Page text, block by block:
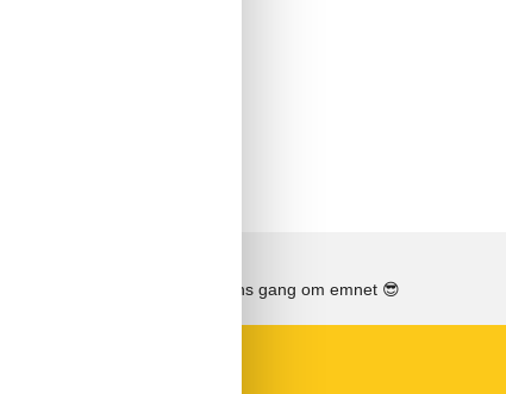
Se solens gang om emnet 😎